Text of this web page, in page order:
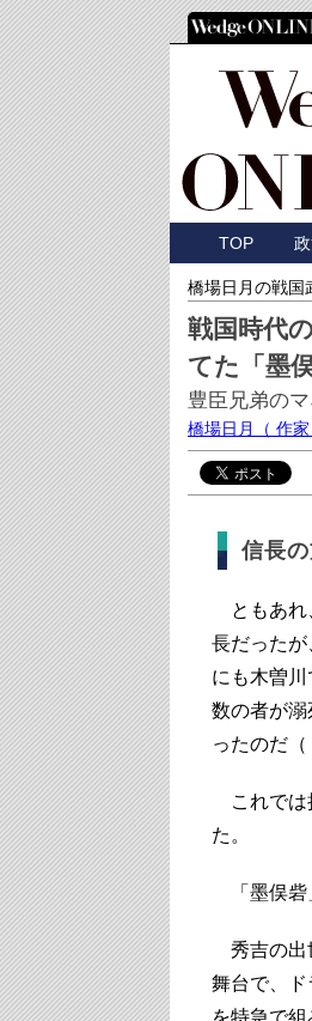
TOP
橋場日月の戦国
戦国時代
てた「墨
豊臣兄弟の
橋場日月 （ 作家
信長
ともあれ
長だったが
にも木曽
数の者が溺
ったのだ（
これでは
た。
「墨俣砦
秀吉の出
舞台で、
を特急で